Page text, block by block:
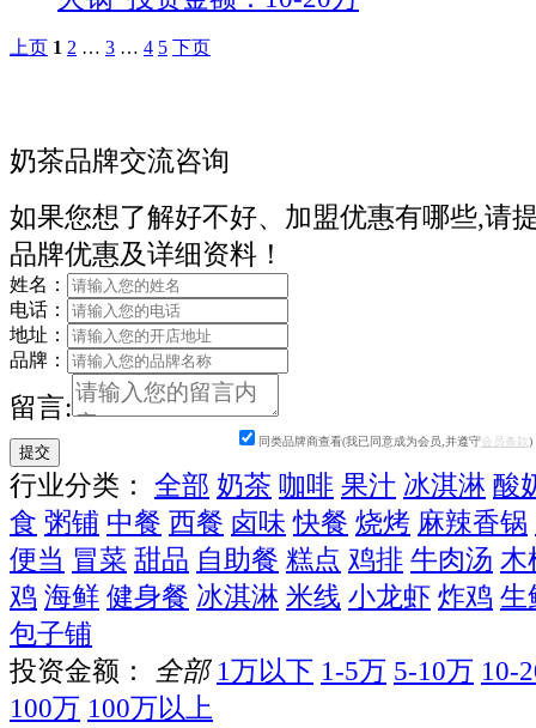
上页 1 2 … 3 … 4 5 下页
奶茶品牌交流咨询
如果您想了解好不好、加盟优惠有哪些,请
品牌优惠及详细资料！
姓名：
电话：
地址：
品牌：
留言:
同类品牌商查看(我已同意成为会员,并遵守会员条款)
行业分类： 全部 奶茶 咖啡 果汁 冰淇淋 酸
食 粥铺 中餐 西餐 卤味 快餐 烧烤 麻辣香锅
便当 冒菜 甜品 自助餐 糕点 鸡排 牛肉汤 木
鸡 海鲜 健身餐 冰淇淋 米线 小龙虾 炸鸡 生
包子铺
投资金额：
全部 1万以下 1-5万 5-10万 10-
100万 100万以上